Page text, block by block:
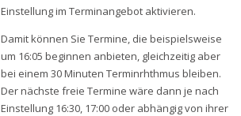
Einstellung im Terminangebot aktivieren.
Damit können Sie Termine, die beispielsweise
um 16:05 beginnen anbieten, gleichzeitig aber
bei einem 30 Minuten Terminrhthmus bleiben.
Der nächste freie Termine wäre dann je nach
Einstellung 16:30, 17:00 oder abhängig von ihrer